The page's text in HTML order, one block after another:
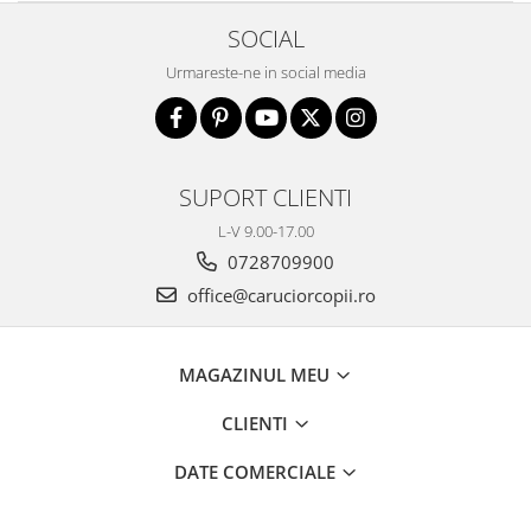
SOCIAL
Urmareste-ne in social media
SUPORT CLIENTI
L-V 9.00-17.00
0728709900
office@caruciorcopii.ro
MAGAZINUL MEU
CLIENTI
DATE COMERCIALE